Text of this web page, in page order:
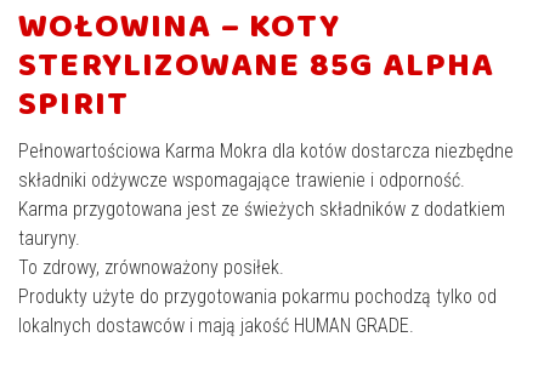
WOŁOWINA – KOTY
STERYLIZOWANE 85G ALPHA
SPIRIT
Pełnowartościowa Karma Mokra dla kotów dostarcza niezbędne
składniki odżywcze wspomagające trawienie i odporność.
Karma przygotowana jest ze świeżych składników z dodatkiem
tauryny.
To zdrowy, zrównoważony posiłek.
Produkty użyte do przygotowania pokarmu pochodzą tylko od
lokalnych dostawców i mają jakość HUMAN GRADE.